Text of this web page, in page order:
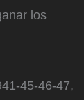
los
45-46-47,